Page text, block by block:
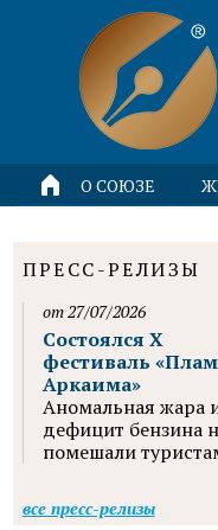
О СОЮЗЕ
ПРЕСС-РЕЛИЗЫ
от 27/07/2026
Состоялся X
фестиваль
Аркаима»
Аномальная жара
дефицит бензина
помешали
все пресс-релизы